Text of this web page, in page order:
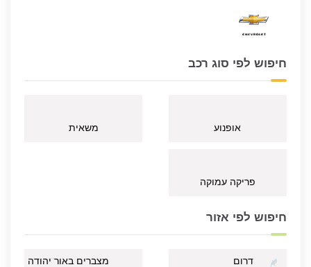
חיפוש לפי סוג רכב
אופנוע משאית
פריקה עמוקה
חיפוש לפי אזור
דרום מצברים באור יהודה